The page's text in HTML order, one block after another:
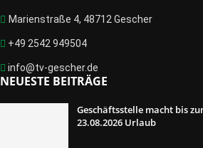
Marienstraße 4, 48712 Gescher
+49 2542 949504
info@tv-gescher.de
NEUESTE BEITRÄGE
Geschäftsstelle macht bis
23.08.2026 Urlaub